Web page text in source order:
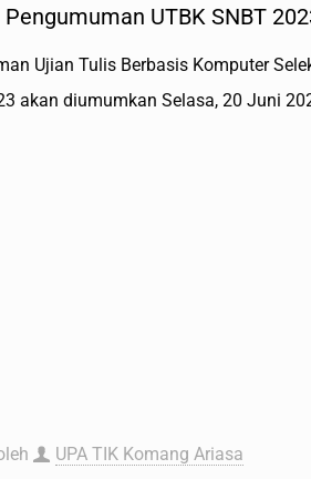
UTBK SNBT
Ujian Tulis Berbasis Komputer
akan diumumkan Selasa, 20 Juni
UPA TIK Komang Ariasa